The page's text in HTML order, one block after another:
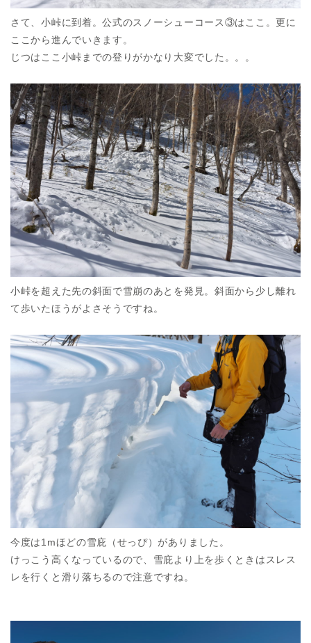
さて、小峠に到着。公式のスノーシューコース③はここ。更に
ここから進んでいきます。
じつはここ小峠までの登りがかなり大変でした。。。
小峠を超えた先の斜面で雪崩のあとを発見。斜面から少し離れ
て歩いたほうがよさそうですね。
今度は1mほどの雪庇（せっぴ）がありました。
けっこう高くなっているので、雪庇より上を歩くときはスレス
レを行くと滑り落ちるので注意ですね。